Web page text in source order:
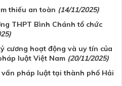
thiếu an toàn (14/11/2025)
THPT Bình Chánh tổ chức
cương hoạt động và uy tín của
luật Việt Nam (20/11/2025)
pháp luật tại thành phố Hải